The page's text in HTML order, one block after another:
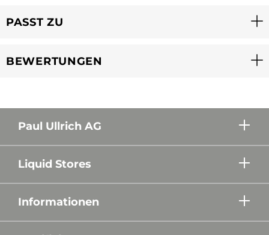
PASST ZU
BEWERTUNGEN
Paul Ullrich AG
Liquid Stores
Informationen